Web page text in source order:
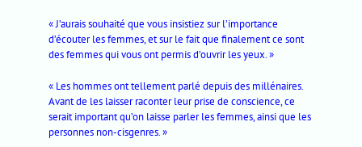
« J’aurais souhaité que vous insistiez sur l’importance
d’écouter les femmes, et sur le fait que finalement ce sont
des femmes qui vous ont permis d’ouvrir les yeux. »
« Les hommes ont tellement parlé depuis des millénaires.
Avant de les laisser raconter leur prise de conscience, ce
serait important qu’on laisse parler les femmes, ainsi que les
personnes non-cisgenres. »